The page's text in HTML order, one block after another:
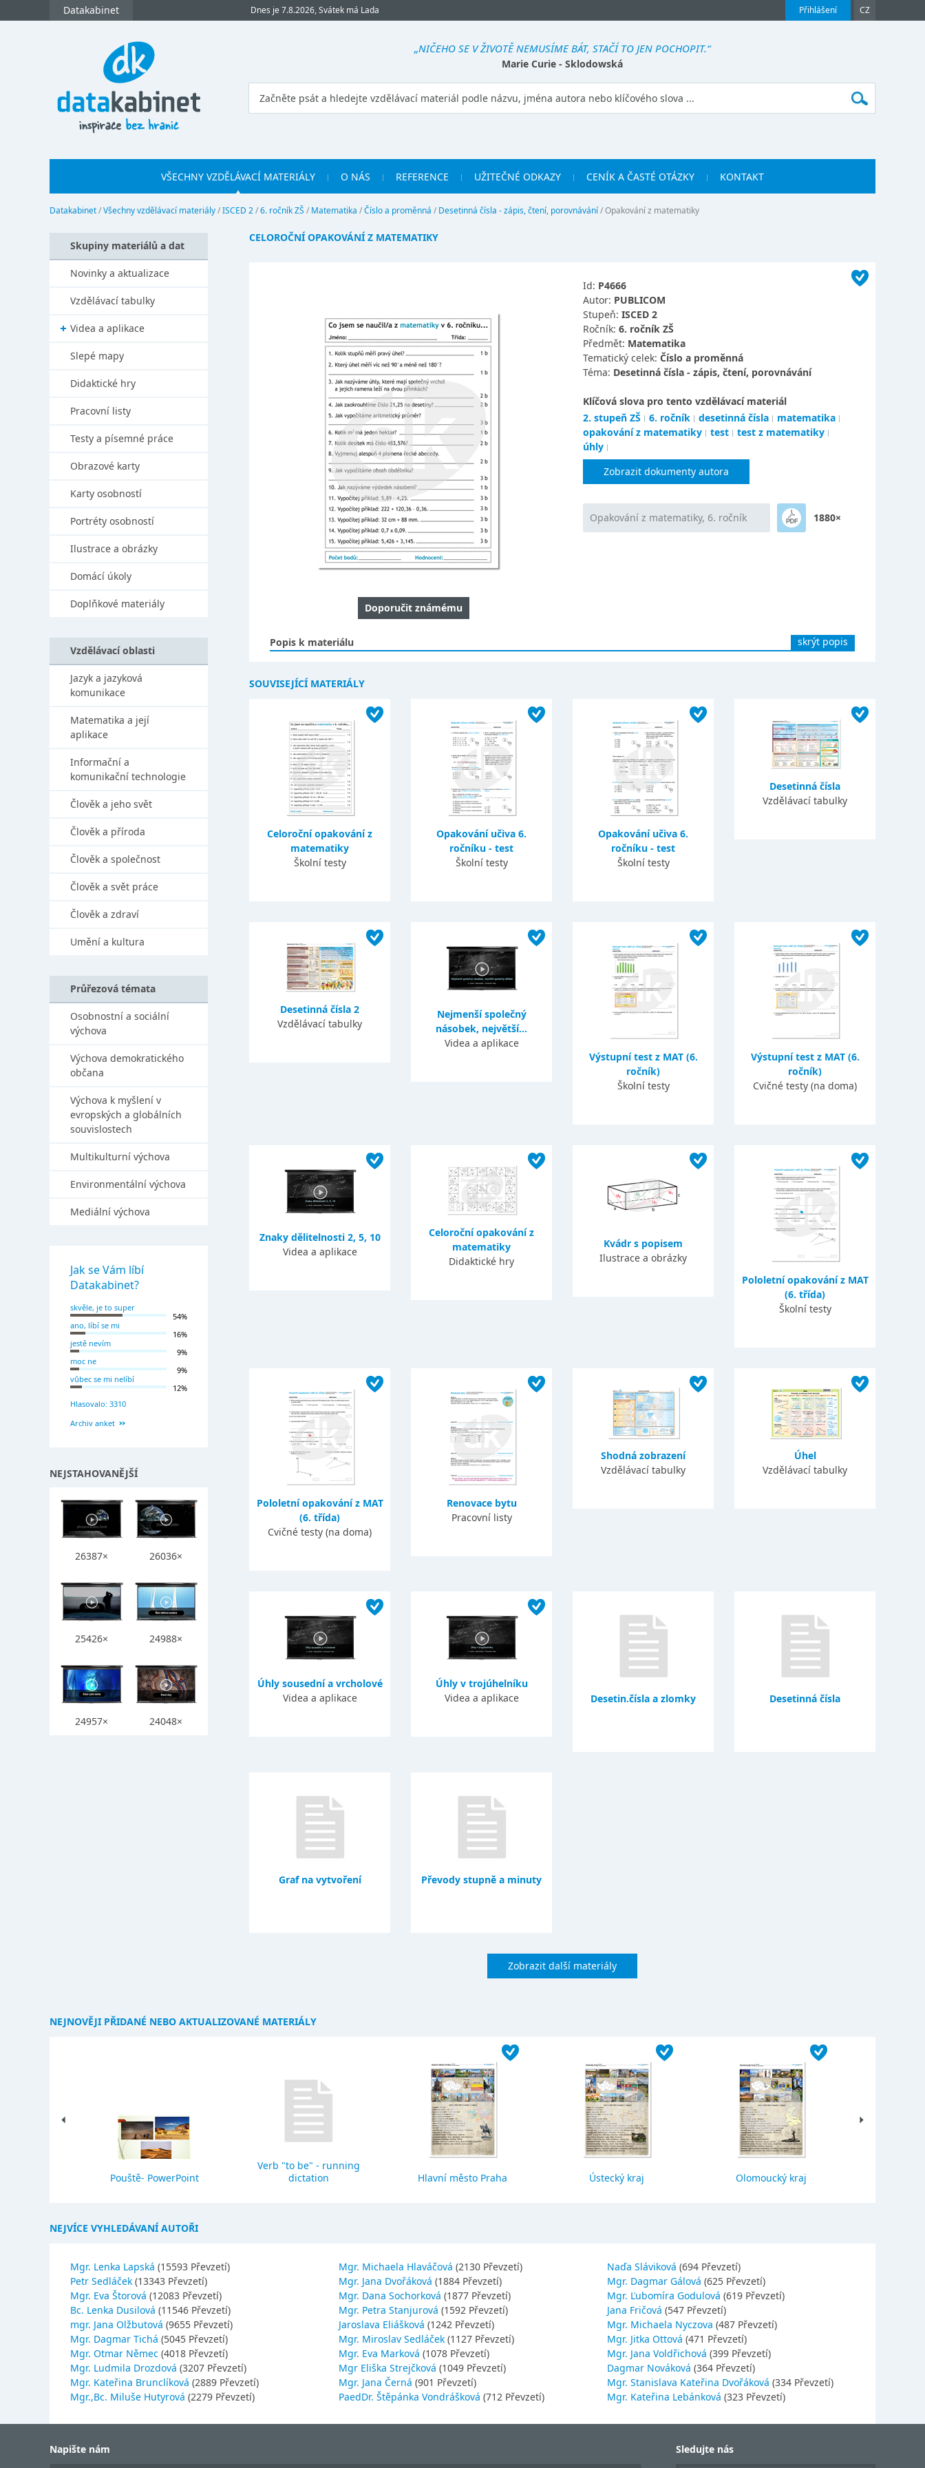
Přihlášení CZ
Datakabinet Dnes je 7.8.2026, Svátek má Lada
„NIČEHO SE V ŽIVOTĚ NEMUSÍME BÁT, STAČÍ TO JEN POCHOPIT.“
Marie Curie - Sklodowská
VŠECHNY VZDĚLÁVACÍ MATERIÁLY O NÁS REFERENCE UŽITEČNÉ ODKAZY CENÍK A ČASTÉ OTÁZKY KONTAKT
Datakabinet/Všechny vzdělávací materiály/ISCED 2/6. ročník ZŠ / Matematika /Číslo a proměnná / Desetinná čísla - zápis, čtení, porovnávání/Opakování z matematiky
CELOROČNÍ OPAKOVÁNÍ Z MATEMATIKY
Doporučit známému
Id: P4666
Autor: PUBLICOM
Stupeň: ISCED 2
Ročník: 6. ročník ZŠ
Předmět: Matematika
Tematický celek: Číslo a proměnná
Téma: Desetinná čísla - zápis, čtení, porovnávání
Klíčová slova pro tento vzdělávací materiál
2. stupeň ZŠ
6. ročník desetinná čísla
matematika
opakování z matematiky
test
test z matematiky
úhly
Zobrazit dokumenty autora
Opakování z matematiky, 6. ročník 1880×
Popis k materiálu skrýt popis
SOUVISEJÍCÍ MATERIÁLY
Celoroční opakování z
matematiky
Školní testy
Opakování učiva 6.
ročníku - test
Školní testy
Opakování učiva 6.
ročníku - test
Školní testy
Desetinná čísla
Vzdělávací tabulky
Desetinná čísla 2
Vzdělávací tabulky
Nejmenší společný
násobek, největší...
Videa a aplikace
Výstupní test z MAT (6.
ročník)
Školní testy
Výstupní test z MAT (6.
ročník)
Cvičné testy (na doma)
Znaky dělitelnosti 2, 5, 10
Videa a aplikace
Celoroční opakování z
matematiky
Didaktické hry
Kvádr s popisem
Ilustrace a obrázky
Pololetní opakování z MAT
(6. třída)
Školní testy
Pololetní opakování z MAT
(6. třída)
Cvičné testy (na doma)
Renovace bytu
Pracovní listy
Shodná zobrazení
Vzdělávací tabulky
Úhel
Vzdělávací tabulky
Úhly sousední a vrcholové
Videa a aplikace
Úhly v trojúhelníku
Videa a aplikace
Desetin.čísla a zlomky Desetinná čísla
Graf na vytvoření Převody stupně a minuty
Zobrazit další materiály
Skupiny materiálů a dat
Novinky a aktualizace
Vzdělávací tabulky
Videa a aplikace
Slepé mapy
Didaktické hry
Pracovní listy
Testy a písemné práce
Obrazové karty
Karty osobností
Portréty osobností
Ilustrace a obrázky
Domácí úkoly
Doplňkové materiály
Vzdělávací oblasti
Jazyk a jazyková
komunikace
Matematika a její
aplikace
Informační a
komunikační technologie
Člověk a jeho svět
Člověk a příroda
Člověk a společnost
Člověk a svět práce
Člověk a zdraví
Umění a kultura
Průřezová témata
Osobnostní a sociální
výchova
Výchova demokratického
občana
Výchova k myšlení v
evropských a globálních
souvislostech
Multikulturní výchova
Environmentální výchova
Mediální výchova
Jak se Vám líbí
Datakabinet?
skvěle, je to super
54%
ano, líbí se mi
16%
jestě nevím
9%
moc ne
9%
vůbec se mi nelíbí
12%
Hlasovalo: 3310
Archiv anket
NEJSTAHOVANĚJŠÍ
26387× 26036×
25426× 24988×
24957× 24048×
NEJNOVĚJI PŘIDANÉ NEBO AKTUALIZOVANÉ MATERIÁLY
Pouště- PowerPoint
Verb "to be" - running
dictation
Hlavní město Praha Ústecký kraj Olomoucký kraj
NEJVÍCE VYHLEDÁVANÍ AUTOŘI
Mgr. Lenka Lapská (15593 Převzetí)
Petr Sedláček (13343 Převzetí)
Mgr. Eva Štorová (12083 Převzetí)
Bc. Lenka Dusilová (11546 Převzetí)
mgr. Jana Olžbutová (9655 Převzetí)
Mgr. Dagmar Tichá (5045 Převzetí)
Mgr. Otmar Němec (4018 Převzetí)
Mgr. Ludmila Drozdová (3207 Převzetí)
Mgr. Kateřina Brunclíková (2889 Převzetí)
Mgr.,Bc. Miluše Hutyrová (2279 Převzetí)
Mgr. Michaela Hlaváčová (2130 Převzetí)
Mgr. Jana Dvořáková (1884 Převzetí)
Mgr. Dana Sochorková (1877 Převzetí)
Mgr. Petra Stanjurová (1592 Převzetí)
Jaroslava Eliášková (1242 Převzetí)
Mgr. Miroslav Sedláček (1127 Převzetí)
Mgr. Eva Marková (1078 Převzetí)
Mgr Eliška Strejčková (1049 Převzetí)
Mgr. Jana Černá (901 Převzetí)
PaedDr. Štěpánka Vondrášková (712 Převzetí)
Naďa Sláviková (694 Převzetí)
Mgr. Dagmar Gálová (625 Převzetí)
Mgr. Ľubomíra Godulová (619 Převzetí)
Jana Fričová (547 Převzetí)
Mgr. Michaela Nyczova (487 Převzetí)
Mgr. Jitka Ottová (471 Převzetí)
Mgr. Jana Voldřichová (399 Převzetí)
Dagmar Nováková (364 Převzetí)
Mgr. Stanislava Kateřina Dvořáková (334 Převzetí)
Mgr. Kateřina Lebánková (323 Převzetí)
Napište nám Sledujte nás